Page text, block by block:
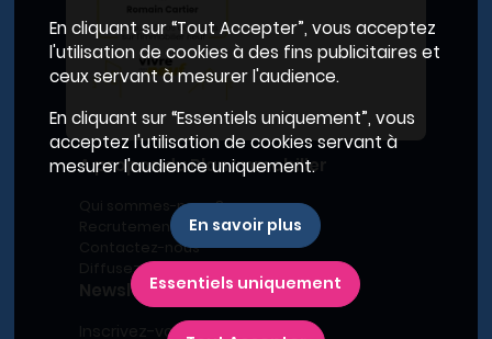
A propos du Plan Immobilier
Qui sommes-nous ?
Recrutement
Contactez-nous
Diffusez votre programme
Newsletter
Inscrivez-vous à la newsletter,
En cliquant sur “Tout Accepter”, vous acceptez
l'utilisation de cookies à des fins publicitaires et
ceux servant à mesurer l'audience.
En cliquant sur “Essentiels uniquement”, vous
acceptez l'utilisation de cookies servant à
mesurer l'audience uniquement.
En savoir plus
Essentiels uniquement